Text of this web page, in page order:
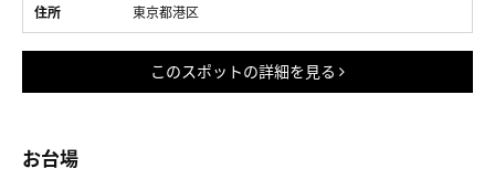
住所 東京都港区
このスポットの詳細を見る
お台場